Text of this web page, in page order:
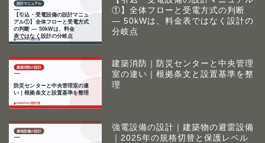
①】全体フローと受電方式の判断
― 50kWは、料金表ではなく設計の
分岐点
建築消防｜防災センターと中央管理
室の違い｜根拠条文と設置基準を整
理
強電設備の設計｜建築物の避雷設備
｜2025年の規格切替と保護レベル